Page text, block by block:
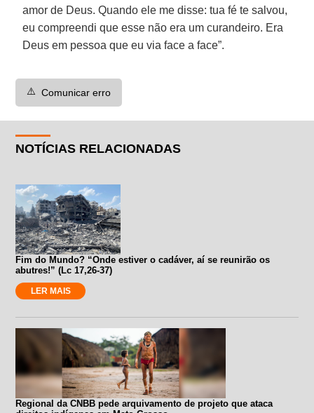
amor de Deus. Quando ele me disse: tua fé te salvou,
eu compreendi que esse não era um curandeiro. Era
Deus em pessoa que eu via face a face”.
⚠️ Comunicar erro
NOTÍCIAS RELACIONADAS
Fim do Mundo? “Onde estiver o cadáver, aí se reunirão os
abutres!” (Lc 17,26-37)
LER MAIS
Regional da CNBB pede arquivamento de projeto que ataca